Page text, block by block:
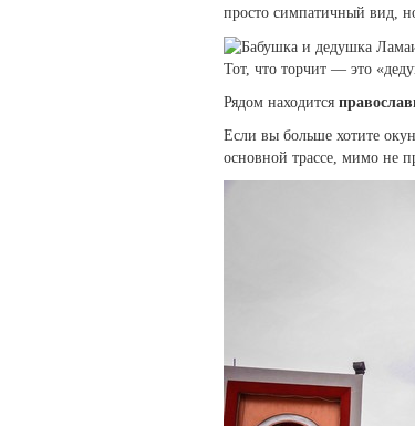
просто симпатичный вид,
Тот, что торчит — это
Рядом находится
Если вы больше хотите
основной трассе, мимо не